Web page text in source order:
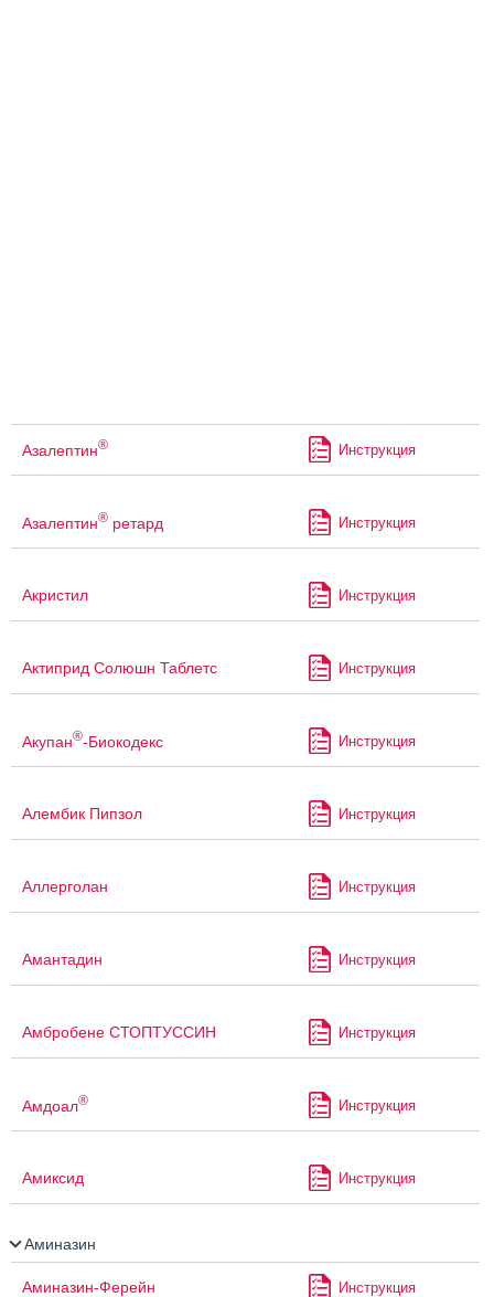
Азалептин® Инструкция
Азалептин® ретард Инструкция
Акристил Инструкция
Актиприд Солюшн Таблетс Инструкция
Акупан®-Биокодекс Инструкция
Алембик Пипзол Инструкция
Аллерголан Инструкция
Амантадин Инструкция
Амбробене СТОПТУССИН Инструкция
Амдоал® Инструкция
Амиксид Инструкция
Аминазин
Аминазин-Ферейн Инструкция